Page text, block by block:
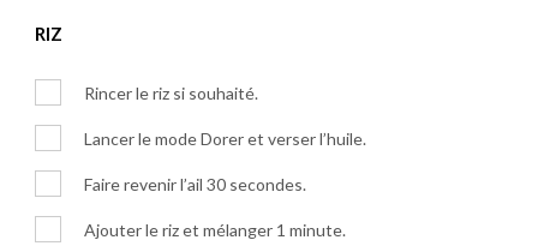
RIZ
Rincer le riz si souhaité.
Lancer le mode Dorer et verser l’huile.
Faire revenir l’ail 30 secondes.
Ajouter le riz et mélanger 1 minute.